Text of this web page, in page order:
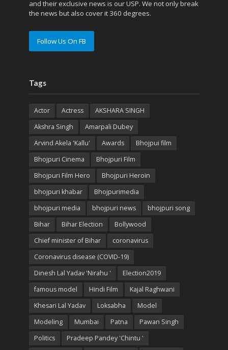
and their exclusive news is our USP. We not only break
the news but also cover it 360 degrees.
Follow Us On FB
Tags
Actor Actress
AKSHARA SINGH
Akshra Singh
Amarpali Dubey
Arvind Akela 'Kallu'
Awards
Bhojpui film
Bhojpuri Cinema
Bhojpuri Film
Bhojpuri Film Hero
Bhojpuri Heroin
bhojpuri khabar
Bhojpurimedia
bhojpuri media
bhojpuri news
bhojpuri song
Bihar
Bihar Election
Bollywood
Chief minister of Bihar
coronavirus
Coronavirus disease (COVID-19)
Dinesh Lal Yadav 'Nirahu '
Election2019
famous model
Hindi Film
Kajal Raghwani
Khesari Lal Yadav
Loksabha
Model
Modeling
Mumbai Patna
Pawan Singh
Politics
Pradeep Pandey 'Chintu '